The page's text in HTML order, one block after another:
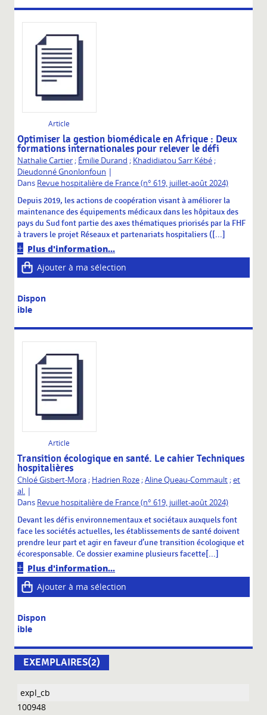
Article
Optimiser la gestion biomédicale en Afrique : Deux
formations internationales pour relever le défi
Nathalie Cartier; Émilie Durand ; Khadidiatou Sarr Kébé;
Dieudonné Gnonlonfoun |
Dans Revue hospitalière de France (n° 619, juillet-août 2024)
Depuis 2019, les actions de coopération visant à améliorer la
maintenance des équipements médicaux dans les hôpitaux des
pays du Sud font partie des axes thématiques priorisés par la FHF
à travers le projet Réseaux et partenariats hospitaliers ([...]
Plus d'information...
Ajouter à ma sélection
Dispon
ible
Article
Transition écologique en santé. Le cahier Techniques
hospitalières
Chloé Gisbert-Mora; Hadrien Roze;Aline Queau-Commault;et
al. |
Dans Revue hospitalière de France (n° 619, juillet-août 2024)
Devant les défis environnementaux et sociétaux auxquels font
face les sociétés actuelles, les établissements de santé doivent
prendre leur part et agir en faveur d’une transition écologique et
écoresponsable. Ce dossier examine plusieurs facette[...]
Plus d'information...
Ajouter à ma sélection
Dispon
ible
EXEMPLAIRES(2)
100948